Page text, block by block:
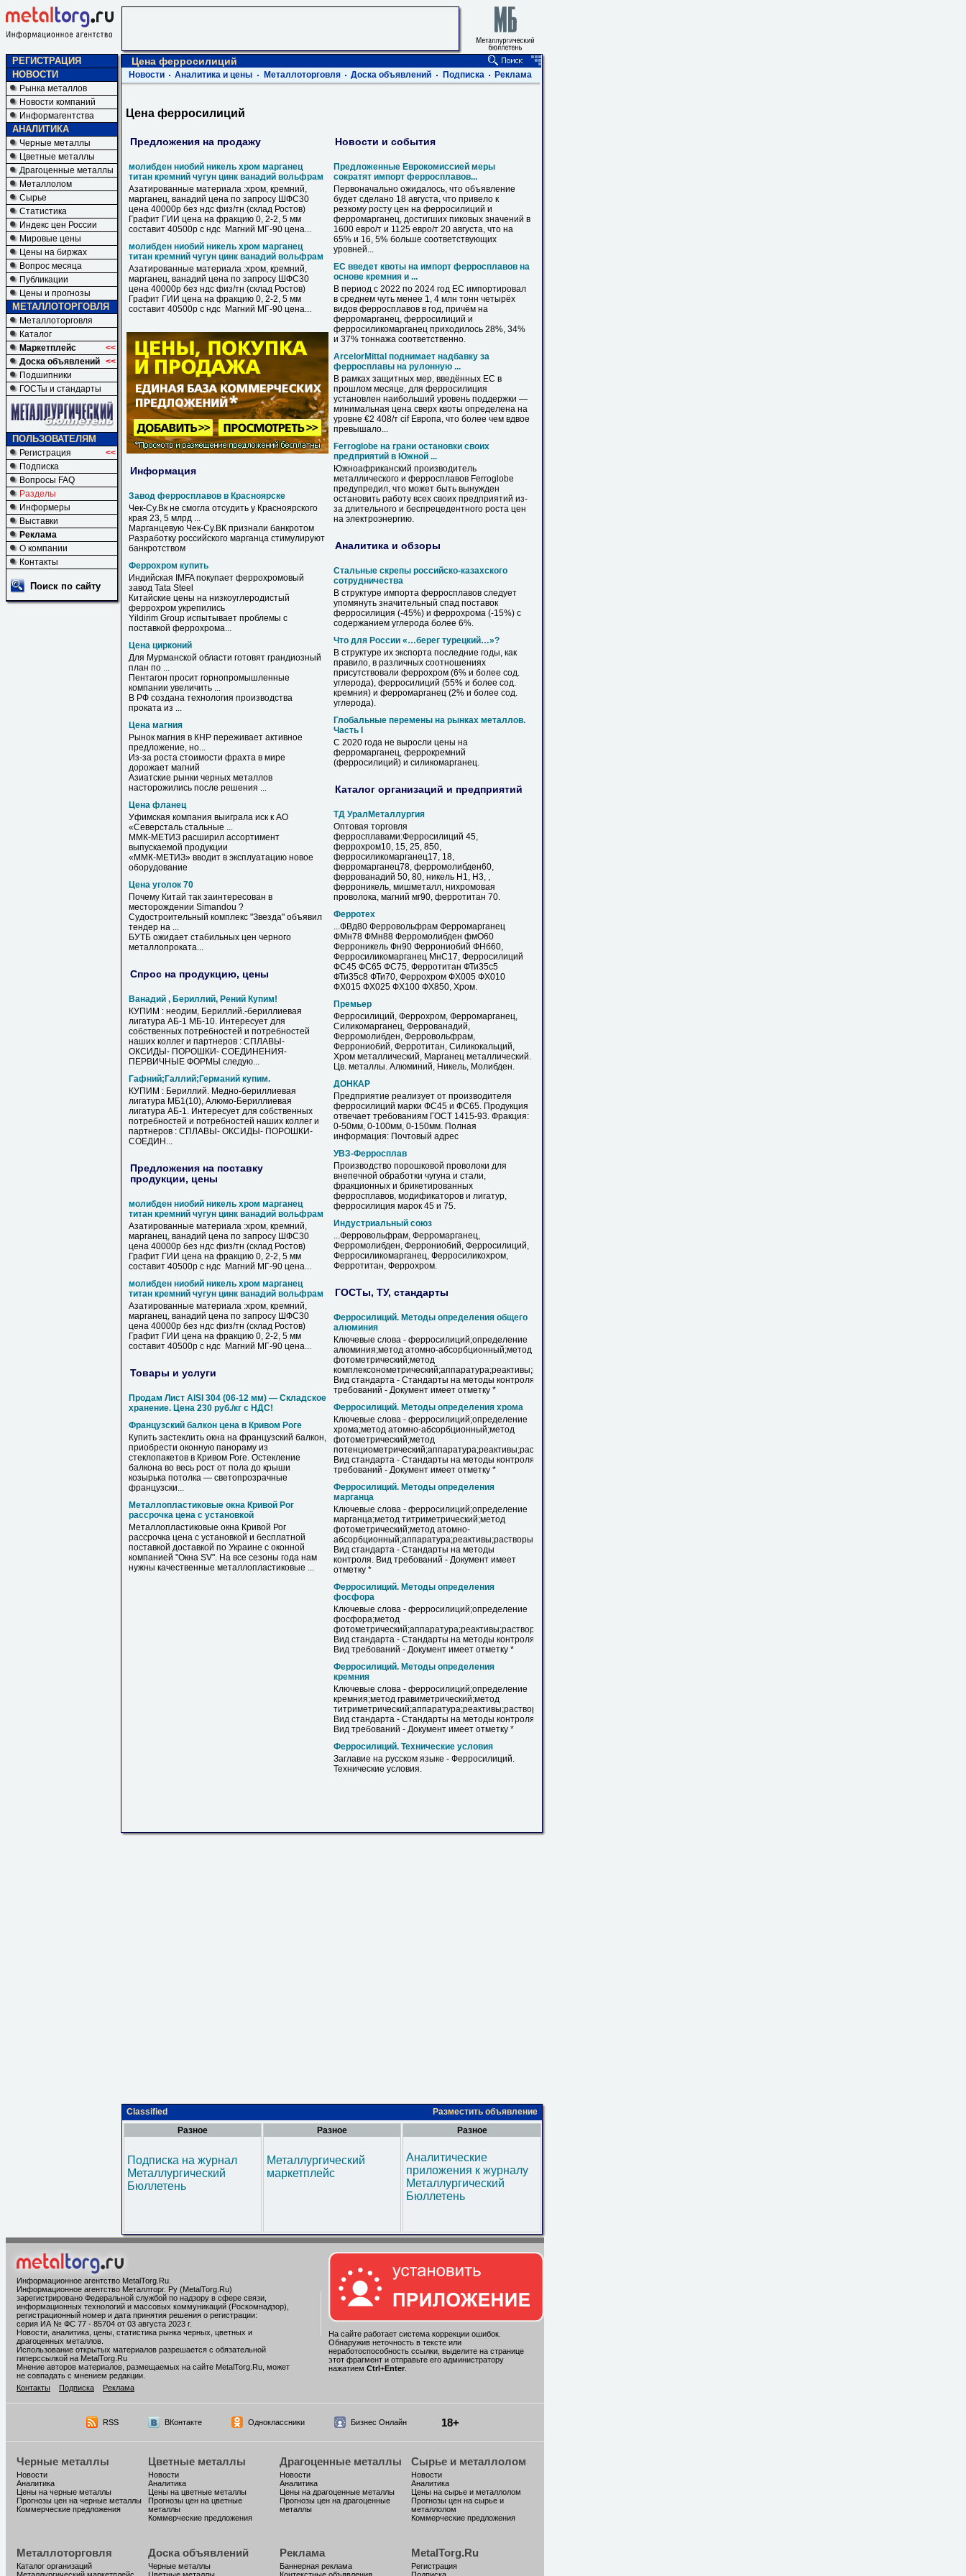
РЕГИСТРАЦИЯ
НОВОСТИ
Рынка металлов
Новости компаний
Информагентства
АНАЛИТИКА
Черные металлы
Цветные металлы
Драгоценные металлы
Металлолом
Сырье
Статистика
Индекс цен России
Мировые цены
Цены на биржах
Вопрос месяца
Публикации
Цены и прогнозы
МЕТАЛЛОТОРГОВЛЯ
Металлоторговля
Каталог
Маркетплейс
<<
Доска объявлений <<
Подшипники
ГОСТы и стандарты
ПОЛЬЗОВАТЕЛЯМ
Регистрация
<<
Подписка
Вопросы FAQ
Разделы
Информеры
Выставки
Реклама
О компании
Контакты
Поиск по сайту
Цена ферросилиций
Новости Аналитика и цены Металлоторговля Доска объявлений Подписка Реклама
Цена ферросилиций
Предложения на продажу
молибден ниобий никель хром марганец
титан кремний чугун цинк ванадий вольфрам
Азатированные материала :хром, кремний,
марганец, ванадий цена по запросу ШФС30
цена 40000р без ндс физ/тн (склад Ростов)
Графит ГИИ цена на фракцию 0, 2-2, 5 мм
составит 40500р с ндс Магний МГ-90 цена...
молибден ниобий никель хром марганец
титан кремний чугун цинк ванадий вольфрам
Азатированные материала :хром, кремний,
марганец, ванадий цена по запросу ШФС30
цена 40000р без ндс физ/тн (склад Ростов)
Графит ГИИ цена на фракцию 0, 2-2, 5 мм
составит 40500р с ндс Магний МГ-90 цена...
Информация
Завод ферросплавов в Красноярске
Чек-Су.Вк не смогла отсудить у Красноярского
края 23, 5 млрд ...
Марганцевую Чек-Су.ВК признали банкротом
Разработку российского марганца стимулируют
банкротством
Феррохром купить
Индийская IMFAпокупает феррохромовый
завод Tata Steel
Китайские цены на низкоуглеродистый
феррохром укрепились
Yildirim Group испытывает проблемы с
поставкой феррохрома...
Цена цирконий
Для Мурманской области готовят грандиозный
план по ...
Пентагон просит горнопромышленные
компании увеличить ...
В РФ создана технология производства
проката из ...
Цена магния
Рынок магния в КНР переживает активное
предложение, но...
Из-за роста стоимости фрахта в мире
дорожает магний
Азиатские рынки черных металлов
насторожились после решения ...
Цена фланец
Уфимская компания выиграла иск к АО
«Северсталь стальные ...
ММК-МЕТИЗ расширил ассортимент
выпускаемой продукции
«ММК-МЕТИЗ» вводит в эксплуатацию новое
оборудование
Цена уголок 70
Почему Китай так заинтересован в
месторождении Simandou ?
Судостроительный комплекс "Звезда" объявил
тендер на ...
БУТБ ожидает стабильных цен черного
металлопроката...
Спрос на продукцию, цены
Ванадий , Бериллий, Рений Купим!
КУПИМ : неодим, Бериллий.-бериллиевая
лигатура АБ-1 МБ-10. Интересует для
собственных потребностей и потребностей
наших коллег и партнеров : СПЛАВЫ-
ОКСИДЫ- ПОРОШКИ- СОЕДИНЕНИЯ-
ПЕРВИЧНЫЕ ФОРМЫ следую...
Гафний;Галлий;Германий купим.
КУПИМ : Бериллий. Медно-бериллиевая
лигатура МБ1(10), Алюмо-Бериллиевая
лигатура АБ-1. Интересует для собственных
потребностей и потребностей наших коллег и
партнеров : СПЛАВЫ- ОКСИДЫ- ПОРОШКИ-
СОЕДИН...
Предложения на поставку
продукции, цены
молибден ниобий никель хром марганец
титан кремний чугун цинк ванадий вольфрам
Азатированные материала :хром, кремний,
марганец, ванадий цена по запросу ШФС30
цена 40000р без ндс физ/тн (склад Ростов)
Графит ГИИ цена на фракцию 0, 2-2, 5 мм
составит 40500р с ндс Магний МГ-90 цена...
молибден ниобий никель хром марганец
титан кремний чугун цинк ванадий вольфрам
Азатированные материала :хром, кремний,
марганец, ванадий цена по запросу ШФС30
цена 40000р без ндс физ/тн (склад Ростов)
Графит ГИИ цена на фракцию 0, 2-2, 5 мм
составит 40500р с ндс Магний МГ-90 цена...
Товары и услуги
Продам Лист AISI 304 (06-12 мм) — Складское
хранение. Цена 230 руб./кг с НДС!
Французский балкон цена в Кривом Роге
Купить застеклить окна на французский балкон,
приобрести оконную панораму из
стеклопакетов в Кривом Роге. Остекление
балкона во весь рост от пола до крыши
козырька потолка — светопрозрачные
французски...
Металлопластиковые окна Кривой Рог
рассрочка цена с установкой
Металлопластиковые окна Кривой Рог
рассрочка цена с установкой и бесплатной
поставкой доставкой по Украине с оконной
компанией "Окна SV". На все сезоны года нам
нужны качественные металлопластиковые ...
Новости и события
Предложенные Еврокомиссией меры
сократят импорт ферросплавов...
Первоначально ожидалось, что объявление
будет сделано 18 августа, что привело к
резкому росту цен на ферросилиций и
ферромарганец, достигших пиковых значений в
1600 евро/т и 1125 евро/т 20 августа, что на
65% и 16, 5% больше соответствующих
уровней...
ЕС введет квоты на импорт ферросплавов на
основе кремния и ...
В период с 2022 по 2024 год ЕС импортировал
в среднем чуть менее 1, 4 млн тонн четырёх
видов ферросплавов в год, причём на
ферромарганец, ферросилиций и
ферросиликомарганец приходилось 28%, 34%
и 37% тоннажа соответственно.
ArcelorMittal поднимает надбавку за
ферросплавы на рулонную ...
В рамках защитных мер, введённых ЕС в
прошлом месяце, для ферросилиция
установлен наибольший уровень поддержки —
минимальная цена сверх квоты определена на
уровне €2 408/т cif Европа, что более чем вдвое
превышало...
Ferroglobe на грани остановки своих
предприятий в Южной ...
Южноафриканский производитель
металлического и ферросплавов Ferroglobe
предупредил, что может быть вынужден
остановить работу всех своих предприятий из-
за длительного и беспрецедентного роста цен
на электроэнергию.
Аналитика и обзоры
Стальные скрепы российско-казахского
сотрудничества
В структуре импорта ферросплавов следует
упомянуть значительный спад поставок
ферросилиция (-45%) и феррохрома (-15%) с
содержанием углерода более 6%.
Что для России «…берег турецкий…»?
В структуре их экспорта последние годы, как
правило, в различных соотношениях
присутствовали феррохром (6% и более сод.
углерода), ферросилиций (55% и более сод.
кремния) и ферромарганец (2% и более сод.
углерода).
Глобальные перемены на рынках металлов.
Часть I
С 2020 года не выросли цены на
ферромарганец, феррокремний
(ферросилиций) и силикомарганец.
Каталог организаций и предприятий
ТД УралМеталлургия
Оптовая торговля
ферросплавами:Ферросилиций 45,
феррохром10, 15, 25, 850,
ферросиликомарганец17, 18,
ферромарганец78, ферромолибден60,
феррованадий 50, 80, никель Н1, Н3, ,
ферроникель, мишметалл, нихромовая
проволока, магний мг90, ферротитан 70.
Ферротех
...ФВд80 Ферровольфрам Ферромарганец
ФМн78 ФМн88 Ферромолибден фмО60
Ферроникель Фн90 Феррониобий ФНб60,
Ферросиликомарганец МнС17, Ферросилиций
ФС45 ФС65 ФС75, Ферротитан ФТи35с5
ФТи35с8 ФТи70, Феррохром ФХ005 ФХ010
ФХ015 ФХ025 ФХ100 ФХ850, Хром.
Премьер
Ферросилиций, Феррохром, Ферромарганец,
Силикомарганец, Феррованадий,
Ферромолибден, Ферровольфрам,
Феррониобий, Ферротитан, Силикокальций,
Хром металлический, Марганец металлический.
Цв. металлы. Алюминий, Никель, Молибден.
ДОНКАР
Предприятие реализует от производителя
ферросилиций марки ФС45 и ФС65. Продукция
отвечает требованиям ГОСТ 1415-93. Фракция:
0-50мм, 0-100мм, 0-150мм. Полная
информация: Почтовый адрес
УВЗ-Ферросплав
Производство порошковой проволоки для
внепечной обработки чугуна и стали,
фракционных и брикетированных
ферросплавов, модификаторов и лигатур,
ферросилиция марок 45 и 75.
Индустриальный союз
...Ферровольфрам, Ферромарганец,
Ферромолибден, Феррониобий, Ферросилиций,
Ферросиликомарганец, Ферросиликохром,
Ферротитан, Феррохром.
ГОСТы, ТУ, стандарты
Ферросилиций. Методы определения общего
алюминия
Ключевые слова - ферросилиций;определение
алюминия;метод атомно-абсорбционный;метод
фотометрический;метод
комплексонометрический;аппаратура;реактивы;растворы.
Вид стандарта - Стандарты на методы контроля. Вид
требований - Документ имеет отметку *
Ферросилиций. Методы определения хрома
Ключевые слова - ферросилиций;определение
хрома;метод атомно-абсорбционный;метод
фотометрический;метод
потенциометрический;аппаратура;реактивы;растворы.
Вид стандарта - Стандарты на методы контроля. Вид
требований - Документ имеет отметку *
Ферросилиций. Методы определения
марганца
Ключевые слова - ферросилиций;определение
марганца;метод титриметрический;метод
фотометрический;метод атомно-
абсорбционный;аппаратура;реактивы;растворы.
Вид стандарта - Стандарты на методы
контроля. Вид требований - Документ имеет
отметку *
Ферросилиций. Методы определения
фосфора
Ключевые слова - ферросилиций;определение
фосфора;метод
фотометрический;аппаратура;реактивы;растворы.
Вид стандарта - Стандарты на методы контроля.
Вид требований - Документ имеет отметку *
Ферросилиций. Методы определения
кремния
Ключевые слова - ферросилиций;определение
кремния;метод гравиметрический;метод
титриметрический;аппаратура;реактивы;растворы.
Вид стандарта - Стандарты на методы контроля.
Вид требований - Документ имеет отметку *
Ферросилиций. Технические условия
Заглавие на русском языке - Ферросилиций.
Технические условия.
Classified
Разместить объявление
Разное
Подписка на журнал
Металлургический
Бюллетень
Разное
Металлургический
маркетплейс
Разное
Аналитические
приложения к журналу
Металлургический
Бюллетень
Информационное агентство MetalTorg.Ru
Информационное агентство Металлторг. Ру (MetalTorg.Ru)
зарегистрировано Федеральной службой по надзору в сфере связи,
информационных технологий и массовых коммуникаций (Роскомнадзор),
регистрационный номер и дата принятия решения о регистрации:
серия ИА № ФС 77 - 85704 от 03 августа 2023 г.
Новости, аналитика, цены, статистика рынка черных, цветных и
драгоценных металлов.
Использование открытых материалов разрешается с обязательной
гиперссылкой на MetalTorg.Ru
Мнение авторов материалов, размещаемых на сайте MetalTorg.Ru, может
не совпадать с мнением редакции.
Контакты
Подписка Реклама
На сайте работает система коррекции ошибок.
Обнаружив неточность в тексте или
неработоспособность ссылки, выделите на странице
этот фрагмент и отправьте его администратору
нажатием Ctrl +Enter.
RSS ВКонтакте Одноклассники Бизнес Онлайн 18+
Черные металлы
Новости
Аналитика
Цены на черные металлы
Прогнозы цен на черные металлы
Коммерческие предложения
Цветные металлы
Новости
Аналитика
Цены на цветные металлы
Прогнозы цен на цветные
металлы
Коммерческие предложения
Драгоценные металлы
Новости
Аналитика
Цены на драгоценные металлы
Прогнозы цен на драгоценные
металлы
Сырье и металлолом
Новости
Аналитика
Цены на сырье и металлолом
Прогнозы цен на сырье и
металлолом
Коммерческие предложения
Металлоторговля
Каталог организаций
Доска объявлений
Черные металлы
Реклама
Баннерная реклама
MetalTorg.Ru
Регистрация